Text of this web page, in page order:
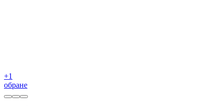
+1
обране